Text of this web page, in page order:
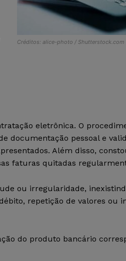
Créditos: alice-photo / Shutterstock.com
eletrônica. O
documentação pessoal e
Além disso,
faturas quitadas
ou irregularidade,
repetição de valores ou
do produto bancário